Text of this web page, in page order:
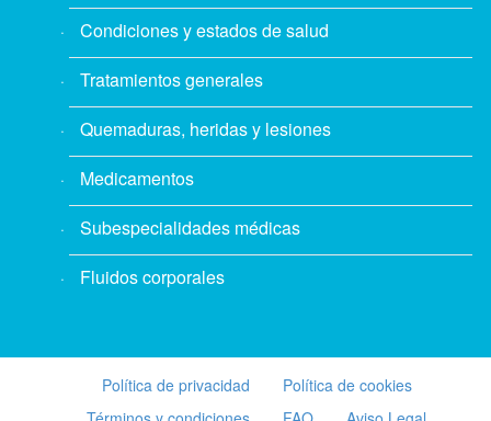
Condiciones y estados de salud
Tratamientos generales
Quemaduras, heridas y lesiones
Medicamentos
Subespecialidades médicas
Fluidos corporales
Política de privacidad
Política de cookies